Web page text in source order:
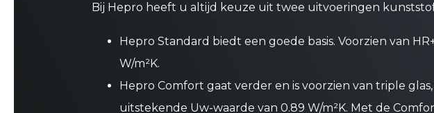
Bij Hepro heeft u altijd keuze uit twee uitvoeringen
Hepro Standard biedt een goede basis. Voorzien van
W/m²K.
Hepro Comfort gaat verder en is voorzien van triple
uitstekende Uw-waarde van 0.89 W/m²K. Met de